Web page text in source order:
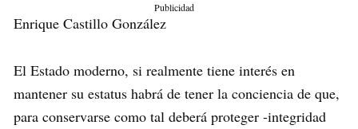
Publicidad
Enrique Castillo González
El Estado moderno, si realmente tiene interés en
mantener su estatus habrá de tener la conciencia de que,
para conservarse como tal deberá proteger -integridad